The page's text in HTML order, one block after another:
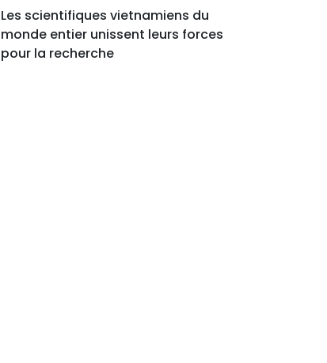
Les scientifiques vietnamiens du
monde entier unissent leurs forces
pour la recherche